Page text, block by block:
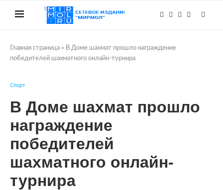
Главная страница » В Доме шахмат прошло награждение
победителей шахматного онлайн-турнира
Спорт
В Доме шахмат прошло
награждение
победителей
шахматного онлайн-
турнира